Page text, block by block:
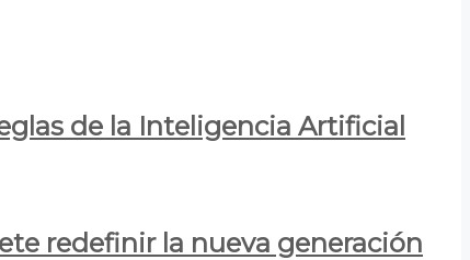
de la Inteligencia Artificial
redefinir la nueva generación